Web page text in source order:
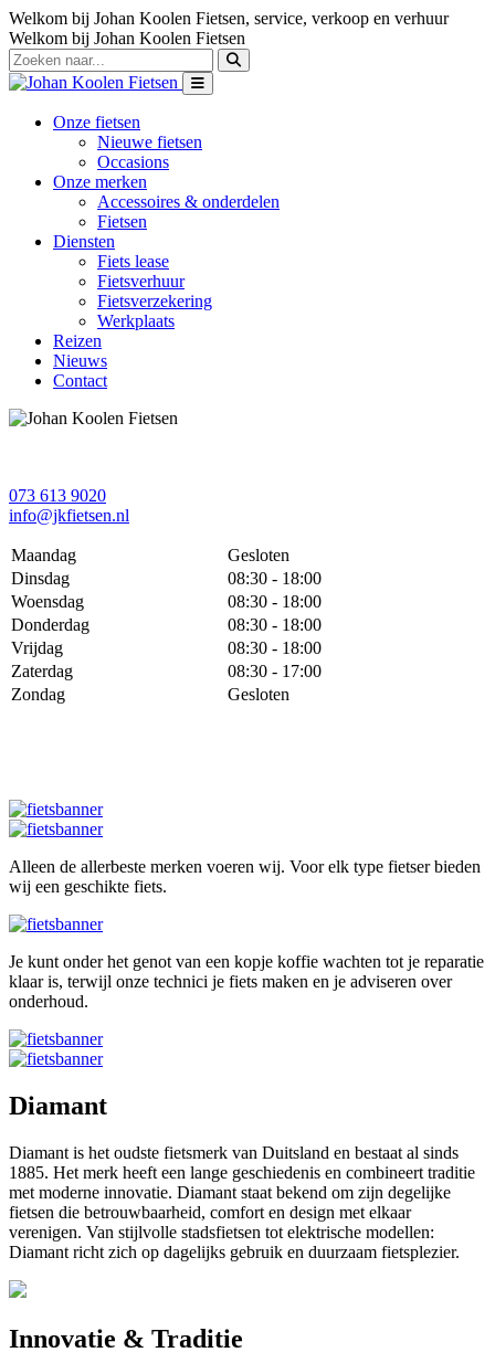
Welkom bij Johan Koolen Fietsen, service, verkoop en verhuur
Welkom bij Johan Koolen Fietsen
Onze fietsen
Nieuwe fietsen
Occasions
Onze merken
Accessoires & onderdelen
Fietsen
Diensten
Fiets lease
Fietsverhuur
Fietsverzekering
Werkplaats
Reizen
Nieuws
Contact
073 613 9020
info@jkfietsen.nl
Maandag
Gesloten
Dinsdag
08:30 - 18:00
Woensdag
08:30 - 18:00
Donderdag
08:30 - 18:00
Vrijdag
08:30 - 18:00
Zaterdag
08:30 - 17:00
Zondag
Gesloten
Alleen de allerbeste merken voeren wij. Voor elk type fietser bieden
wij een geschikte fiets.
Je kunt onder het genot van een kopje koffie wachten tot je reparatie
klaar is, terwijl onze technici je fiets maken en je adviseren over
onderhoud.
Diamant
Diamant is het oudste fietsmerk van Duitsland en bestaat al sinds
1885. Het merk heeft een lange geschiedenis en combineert traditie
met moderne innovatie. Diamant staat bekend om zijn degelijke
fietsen die betrouwbaarheid, comfort en design met elkaar
verenigen. Van stijlvolle stadsfietsen tot elektrische modellen:
Diamant richt zich op dagelijks gebruik en duurzaam fietsplezier.
Innovatie & Traditie